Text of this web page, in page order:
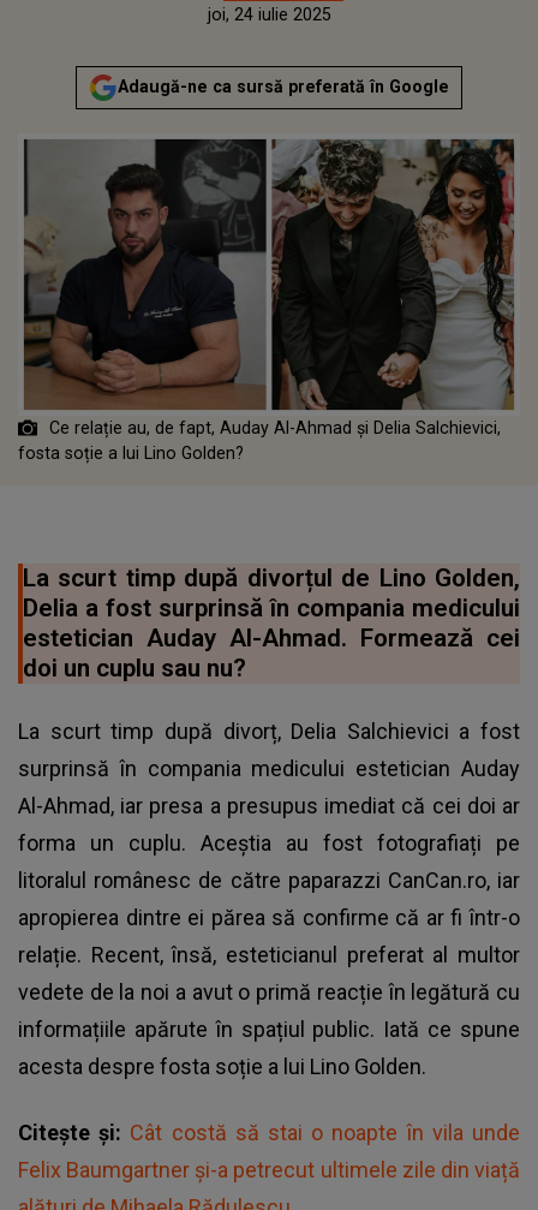
Actualizat:
joi, 24 iulie 2025
Adaugă-ne ca sursă preferată în Google
Ce relație au, de fapt, Auday Al-Ahmad și Delia Salchievici,
fosta soție a lui Lino Golden?
La scurt timp după divorțul de Lino Golden,
Delia a fost surprinsă în compania medicului
estetician Auday Al-Ahmad. Formează cei
doi un cuplu sau nu?
La scurt timp după divorț, Delia Salchievici a fost
surprinsă în compania medicului estetician Auday
Al-Ahmad, iar presa a presupus imediat că cei doi ar
forma un cuplu. Aceștia au fost fotografiați pe
litoralul românesc de către paparazzi CanCan.ro, iar
apropierea dintre ei părea să confirme că ar fi într-o
relație. Recent, însă, esteticianul preferat al multor
vedete de la noi a avut o primă reacție în legătură cu
informațiile apărute în spațiul public. Iată ce spune
acesta despre fosta soție a lui Lino Golden.
Citește și: Cât costă să stai o noapte în vila unde
Felix Baumgartner și-a petrecut ultimele zile din viață